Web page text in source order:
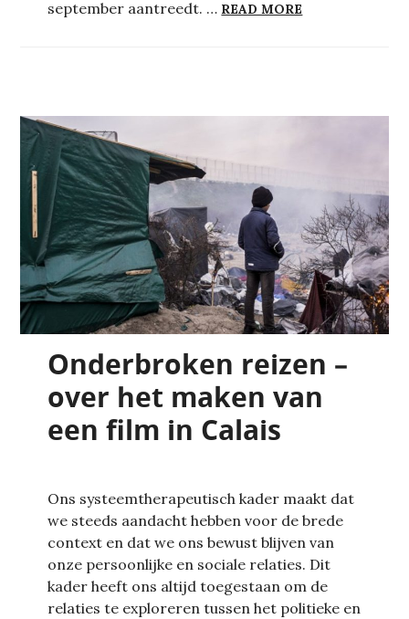
september aantreedt. … READ MORE
Onderbroken reizen –
over het maken van
een film in Calais
Ons systeemtherapeutisch kader maakt dat
we steeds aandacht hebben voor de brede
context en dat we ons bewust blijven van
onze persoonlijke en sociale relaties. Dit
kader heeft ons altijd toegestaan om de
relaties te exploreren tussen het politieke en